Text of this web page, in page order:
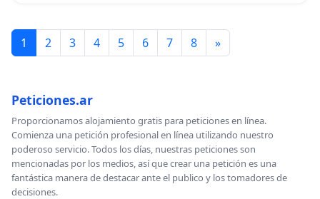
1 2 3 4 5 6 7 8 »
Peticiones.ar
Proporcionamos alojamiento gratis para peticiones en línea.
Comienza una petición profesional en línea utilizando nuestro
poderoso servicio. Todos los días, nuestras peticiones son
mencionadas por los medios, así que crear una petición es una
fantástica manera de destacar ante el publico y los tomadores de
decisiones.